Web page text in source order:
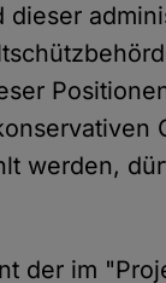
werden,
der im